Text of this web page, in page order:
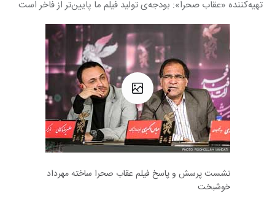
تهیه‌کننده «عقاب صحرا»: بودجه‌ی تولید فیلم‌ ما پایین‌تر از فاخر است
نشست پرسش و پاسخ فیلم عقاب صحرا ساخته‎ مهرداد
خوشبخت